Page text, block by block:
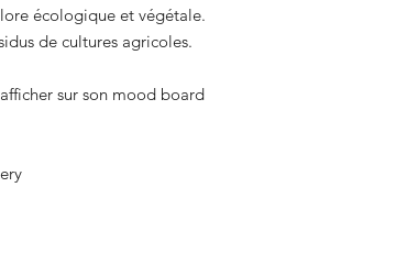
écologique et végétale.
de cultures agricoles.
sur son mood board